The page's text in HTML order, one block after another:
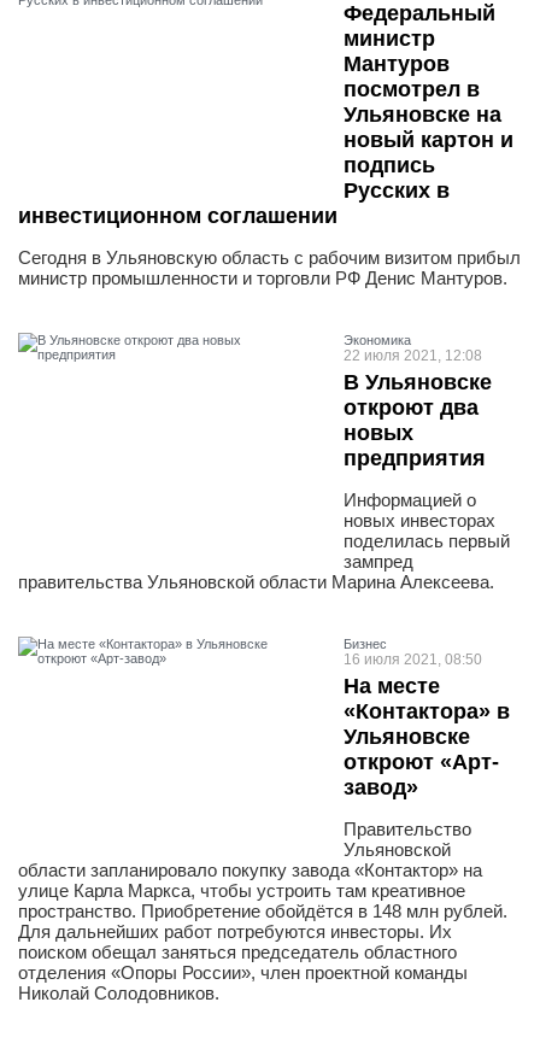
Федеральный
министр
Мантуров
посмотрел в
Ульяновске на
новый картон и
подпись
Русских в
инвестиционном соглашении
Сегодня в Ульяновскую область с рабочим визитом прибыл
министр промышленности и торговли РФ Денис Мантуров.
Экономика
22 июля 2021, 12:08
В Ульяновске
откроют два
новых
предприятия
Информацией о
новых инвесторах
поделилась первый
зампред
правительства Ульяновской области Марина Алексеева.
Бизнес
16 июля 2021, 08:50
На месте
«Контактора» в
Ульяновске
откроют «Арт-
завод»
Правительство
Ульяновской
области запланировало покупку завода «Контактор» на
улице Карла Маркса, чтобы устроить там креативное
пространство. Приобретение обойдётся в 148 млн рублей.
Для дальнейших работ потребуются инвесторы. Их
поиском обещал заняться председатель областного
отделения «Опоры России», член проектной команды
Николай Солодовников.